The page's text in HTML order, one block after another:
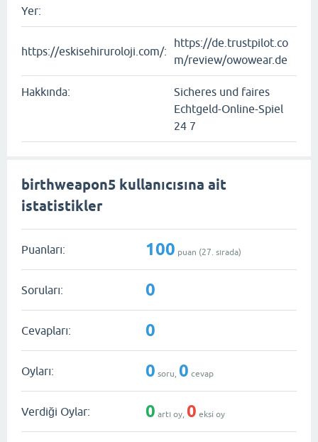
Yer:
https://eskisehiruroloji.com/:
https://de.trustpilot.co
m/review/owowear.de
Hakkında:
Sicheres und faires
Echtgeld-Online-Spiel
24 7
birthweapon5 kullanıcısına ait
istatistikler
Puanları: 100 puan (27 . sırada)
Soruları: 0
Cevapları: 0
Oyları: 0 soru, 0 cevap
Verdiği Oylar: 0 artı oy, 0 eksi oy